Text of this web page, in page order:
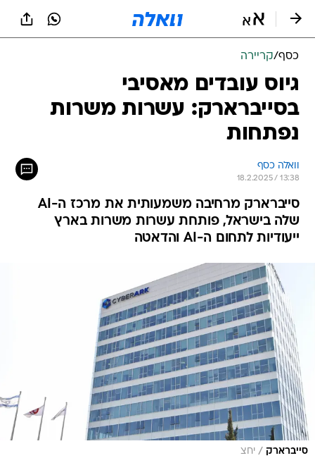
כסף/קריירה
גיוס עובדים מאסיבי
בסייברארק: עשרות משרות
נפתחות
וואלה כסף
18.2.2025 / 13:38
סייברארק מרחיבה משמעותית את מרכז ה-AI
שלה בישראל, פותחת עשרות משרות בארץ
ייעודיות לתחום ה-AI והדאטה
סייברארק / יחצ